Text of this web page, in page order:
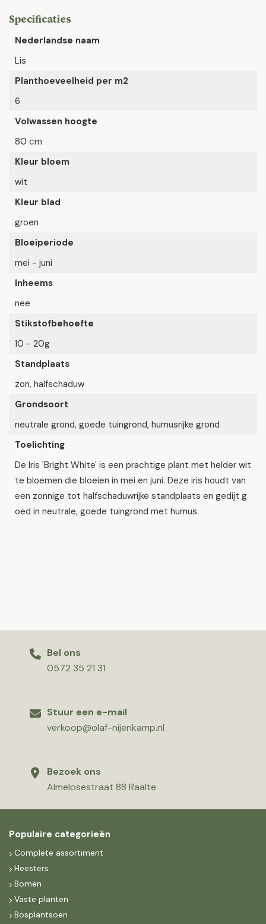
Specificaties
Nederlandse naam
Lis
Planthoeveelheid per m2
6
Volwassen hoogte
80 cm
Kleur bloem
wit
Kleur blad
groen
Bloeiperiode
mei - juni
Inheems
nee
Stikstofbehoefte
10 - 20g
Standplaats
zon, halfschaduw
Grondsoort
neutrale grond, goede tuingrond, humusrijke grond
Toelichting
De Iris 'Bright White' is een prachtige plant met helder wit
te bloemen die bloeien in mei en juni. Deze iris houdt van
een zonnige tot halfschaduwrijke standplaats en gedijt g
oed in neutrale, goede tuingrond met humus.
Bel ons
0572 35 21 31
Stuur een e-mail
verkoop@olaf-nijenkamp.nl
Bezoek ons
Almelosestraat 88 Raalte
Populaire categorieën
Complete assortiment
Heesters
Bomen
Vaste planten
Bosplantsoen